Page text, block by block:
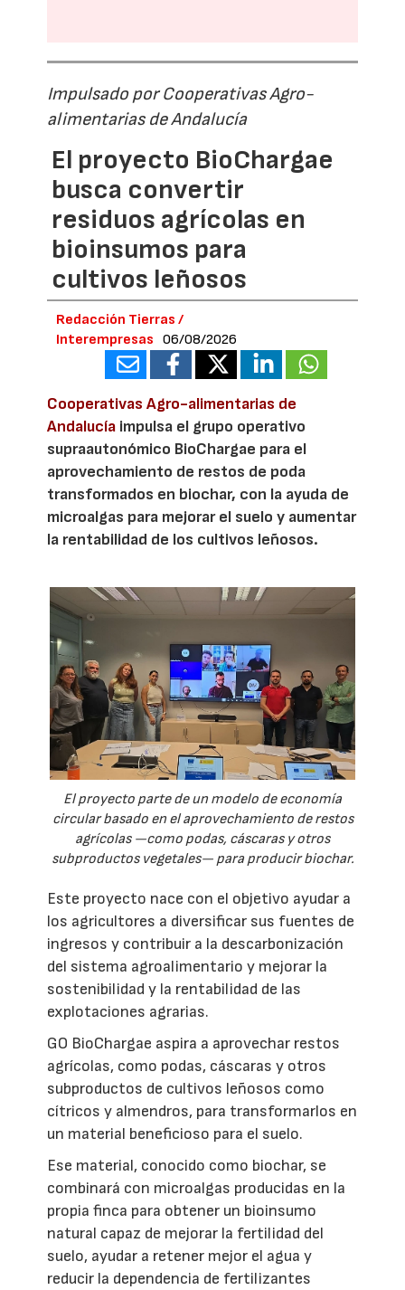
Impulsado por Cooperativas Agro-
alimentarias de Andalucía
El proyecto BioChargae
busca convertir
residuos agrícolas en
bioinsumos para
cultivos leñosos
Redacción Tierras /
Interempresas
06/08/2026
Cooperativas Agro-alimentarias de
Andalucía impulsa el grupo operativo
supraautonómico BioChargae para el
aprovechamiento de restos de poda
transformados en biochar, con la ayuda de
microalgas para mejorar el suelo y aumentar
la rentabilidad de los cultivos leñosos.
El proyecto parte de un modelo de economía
circular basado en el aprovechamiento de restos
agrícolas —como podas, cáscaras y otros
subproductos vegetales— para producir biochar.
Este proyecto nace con el objetivo ayudar a
los agricultores a diversificar sus fuentes de
ingresos y contribuir a la descarbonización
del sistema agroalimentario y mejorar la
sostenibilidad y la rentabilidad de las
explotaciones agrarias.
GO BioChargae aspira a aprovechar restos
agrícolas, como podas, cáscaras y otros
subproductos de cultivos leñosos como
cítricos y almendros, para transformarlos en
un material beneficioso para el suelo.
Ese material, conocido como biochar, se
combinará con microalgas producidas en la
propia finca para obtener un bioinsumo
natural capaz de mejorar la fertilidad del
suelo, ayudar a retener mejor el agua y
reducir la dependencia de fertilizantes